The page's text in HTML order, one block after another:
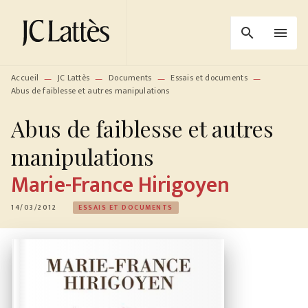
MENU RECHERCHE
PIED DE PAGE
search menu
Accueil — JC Lattès — Documents — Essais et documents —
Abus de faiblesse et autres manipulations
Abus de faiblesse et autres
manipulations
Marie-France Hirigoyen
14/03/2012 ESSAIS ET DOCUMENTS